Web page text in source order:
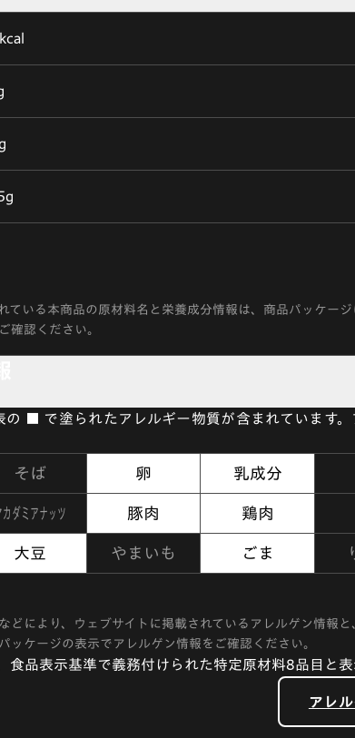
ている本商品の原材料名と栄養成分情報は、商品パッケー
確認ください。
の ■ で塗られたアレルギー物質が含まれています
そば 卵 乳成分
カダミアナッツ 豚肉 鶏肉
大豆 やまいも ごま
どにより、ウェブサイトに掲載されているアレルゲン情報
ッケージの表示でアレルゲン情報をご確認ください。
食品表示基準で義務付けられた特定原材料8品目と
アレ